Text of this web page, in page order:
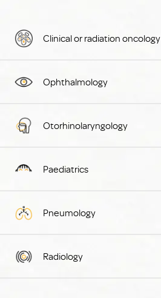
Clinical or radiation oncology
Ophthalmology
Otorhinolaryngology
Paediatrics
Pneumology
Radiology